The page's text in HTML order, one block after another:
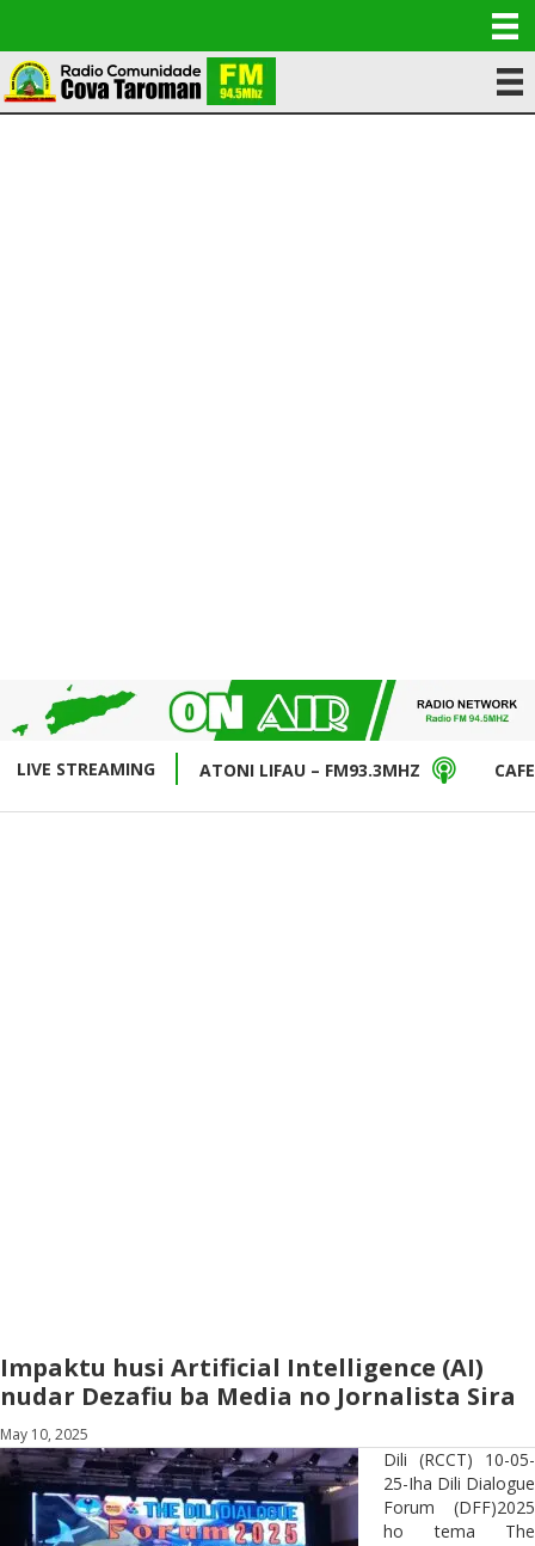
LIVE STREAMING ATONI LIFAU – FM93.3MHZ
Impaktu husi Artificial Intelligence (AI)
nudar Dezafiu ba Media no Jornalista Sira
May 10, 2025
Dili (RCCT) 10-05-
25-Iha Dili Dialogue
Forum (DFF)2025
ho tema The